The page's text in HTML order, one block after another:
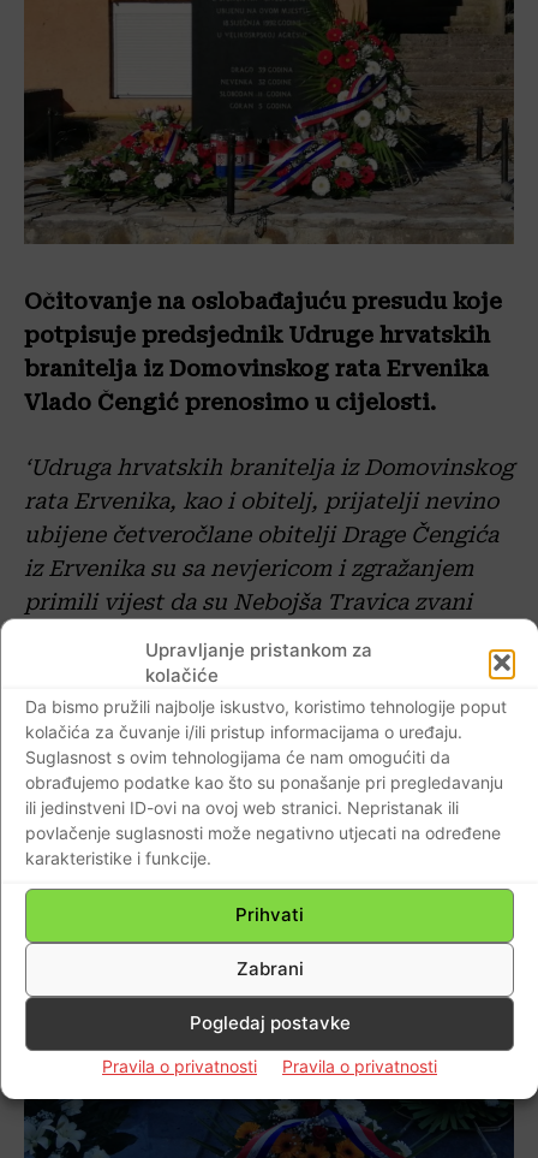
Upravljanje pristankom za
kolačiće
Da bismo pružili najbolje iskustvo, koristimo tehnologije poput
kolačića za čuvanje i/ili pristup informacijama o uređaju.
Suglasnost s ovim tehnologijama će nam omogućiti da
obrađujemo podatke kao što su ponašanje pri pregledavanju
ili jedinstveni ID-ovi na ovoj web stranici. Nepristanak ili
povlačenje suglasnosti može negativno utjecati na određene
karakteristike i funkcije.
Prihvati
Zabrani
Pogledaj postavke
Pravila o privatnosti Pravila o privatnosti
Očitovanje na oslobađajuću presudu koje
potpisuje predsjednik Udruge hrvatskih
branitelja iz Domovinskog rata Ervenika
Vlado Čengić prenosimo u cijelosti.
‘Udruga hrvatskih branitelja iz Domovinskog
rata Ervenika, kao i obitelj, prijatelji nevino
ubijene četveročlane obitelji Drage Čengića
iz Ervenika su sa nevjericom i zgražanjem
primili vijest da su Nebojša Travica zvani
Ervenika pravomoćno oslobođeni od krivnje
za ubojstva četveročlane obitelji Čengić kao
i protjerivanje Hrvata Erveniku u siječnju
1992 god.